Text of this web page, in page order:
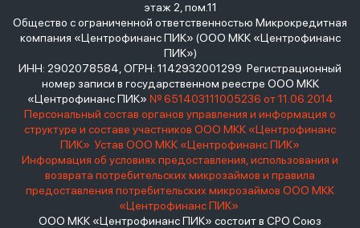
этаж 2, пом.11
Общество с ограниченной ответственностью Микрокредитная
компания «Центрофинанс ПИК» (ООО МКК «Центрофинанс
ПИК»)
ИНН: 2902078584, ОГРН: 1142932001299 Регистрационный
номер записи в государственном реестре ООО МКК
«Центрофинанс ПИК» № 651403111005236 от 11.06.2014
Персональный состав органов управления и информация о
структуре и составе участников ООО МКК «Центрофинанс
ПИК» Устав ООО МКК «Центрофинанс ПИК»
Информация об условиях предоставления, использования и
возврата потребительских микрозаймов и правила
предоставления потребительских микрозаймов ООО МКК
«Центрофинанс ПИК»
ООО МКК «Центрофинанс ПИК» состоит в СРО Союз